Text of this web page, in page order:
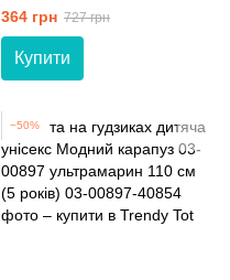
карапуз 03-00986 сірий 134
см (9 років)
364 грн 727 грн
Купити
−50%